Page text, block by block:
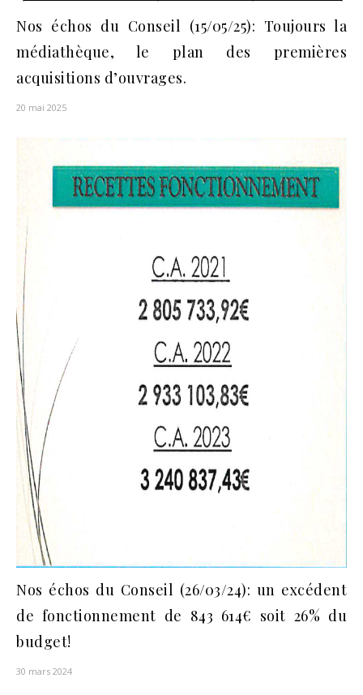
Nos échos du Conseil (15/05/25): Toujours la
médiathèque, le plan des premières
acquisitions d’ouvrages.
20 mai 2025
Nos échos du Conseil (26/03/24): un excédent
de fonctionnement de 843 614€ soit 26% du
budget!
30 mars 2024